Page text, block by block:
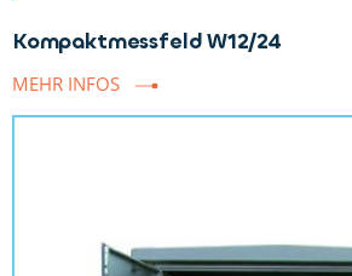
Kompaktmessfeld W12/24
MEHR INFOS